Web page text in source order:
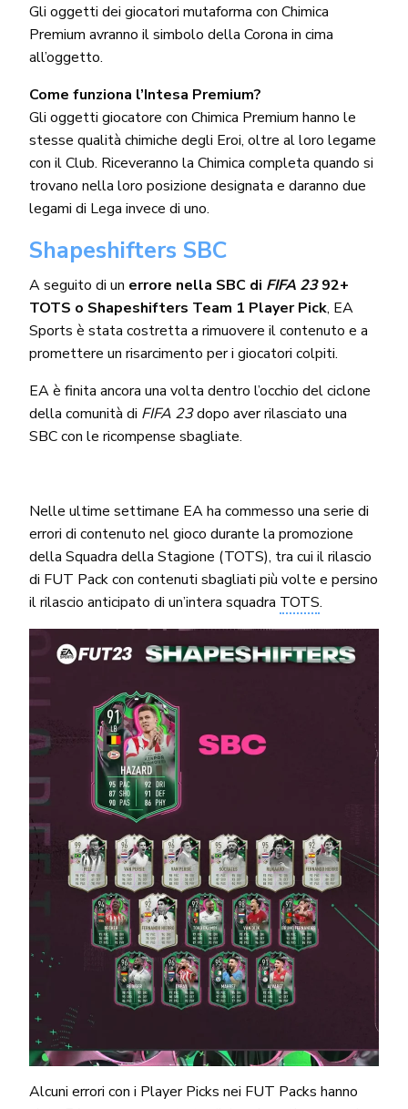
Gli oggetti dei giocatori mutaforma con Chimica
Premium avranno il simbolo della Corona in cima
all’oggetto.
Come funziona l’Intesa Premium?
Gli oggetti giocatore con Chimica Premium hanno le
stesse qualità chimiche degli Eroi, oltre al loro legame
con il Club. Riceveranno la Chimica completa quando si
trovano nella loro posizione designata e daranno due
legami di Lega invece di uno.
Shapeshifters SBC
A seguito di un errore nella SBC di FIFA 2392+
TOTS o Shapeshifters Team 1 Player Pick, EA
Sports è stata costretta a rimuovere il contenuto e a
promettere un risarcimento per i giocatori colpiti.
EA è finita ancora una volta dentro l’occhio del ciclone
della comunità di FIFA 23dopo aver rilasciato una
SBC con le ricompense sbagliate.
Nelle ultime settimane EA ha commesso una serie di
errori di contenuto nel gioco durante la promozione
della Squadra della Stagione (TOTS), tra cui il rilascio
di FUT Pack con contenuti sbagliati più volte e persino
il rilascio anticipato di un’intera squadra TOTS.
Alcuni errori con i Player Picks nei FUT Packs hanno